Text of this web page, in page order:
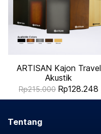
ARTISAN Kajon Travel
Akustik
Rp215.000 Rp128.248
Tentang